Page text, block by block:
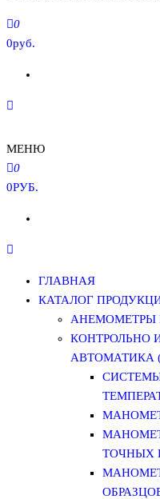
0
0руб.
МЕНЮ
0
0РУБ.
ГЛАВНАЯ
КАТАЛОГ
АНЕМОМЕТРЫ
КОНТРОЛЬНО
АВТОМАТИКА
ТОЧНЫХ